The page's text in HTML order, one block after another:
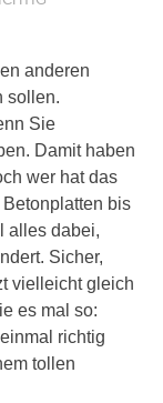
anderen
sollen.
Sie
Damit haben
wer hat das
bis
alles dabei,
Sicher,
vielleicht gleich
es mal so:
richtig
tollen